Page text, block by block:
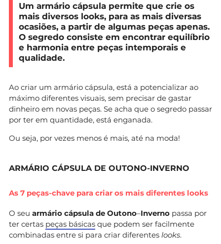
Um armário cápsula permite que crie os
mais diversos looks, para as mais diversas
ocasiões, a partir de algumas peças apenas.
O segredo consiste em encontrar equilíbrio
e harmonia entre peças intemporais e
qualidade.
Ao criar um armário cápsula, está a potencializar ao
máximo diferentes visuais, sem precisar de gastar
dinheiro em novas peças. Se acha que o segredo passar
por ter em quantidade, está enganada.
Ou seja, por vezes menos é mais, até na moda!
ARMÁRIO CÁPSULA DE OUTONO-INVERNO
As 7 peças-chave para criar os mais diferentes looks
O seu armário cápsula de Outono–Inverno passa por
ter certas peças básicas que podem ser facilmente
combinadas entre si para criar diferentes looks.